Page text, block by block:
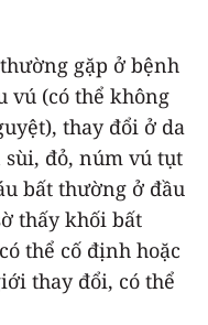
gặp ở bệnh
vú (có thể không
thay đổi ở da
sùi, đỏ, núm vú tụt
bất thường ở đầu
thấy khối bất
thể cố định hoặc
thay đổi, có thể